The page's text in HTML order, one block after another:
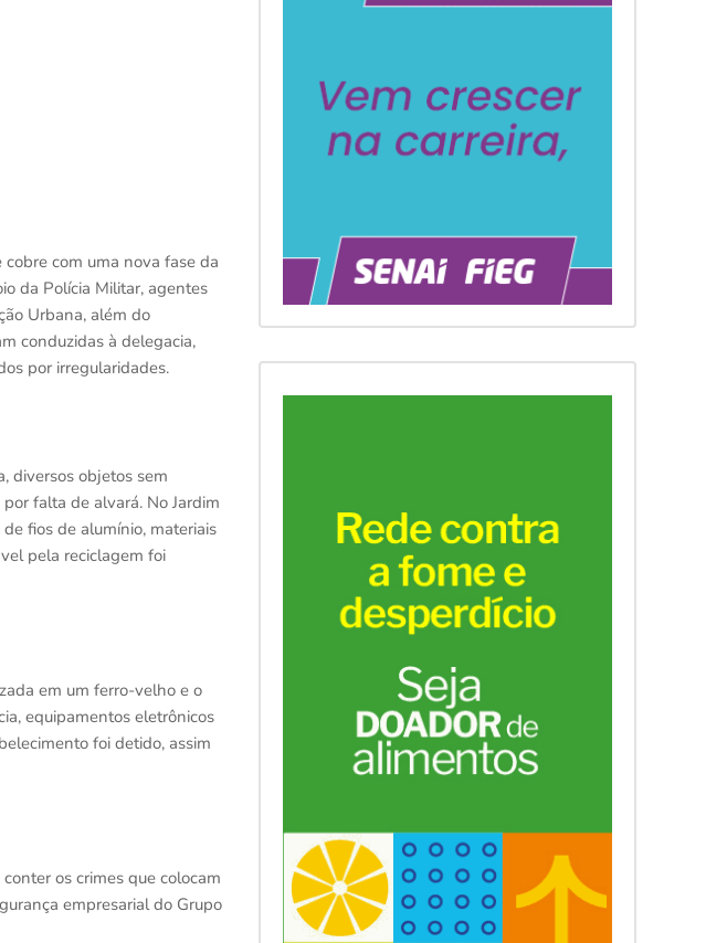
com uma nova fase da
da Polícia Militar, agentes
Urbana, além do
conduzidas à delegacia,
por irregularidades.
diversos objetos sem
falta de alvará. No Jardim
fios de alumínio, materiais
pela reciclagem foi
em um ferro-velho e o
equipamentos eletrônicos
foi detido, assim
os crimes que colocam
empresarial do Grupo